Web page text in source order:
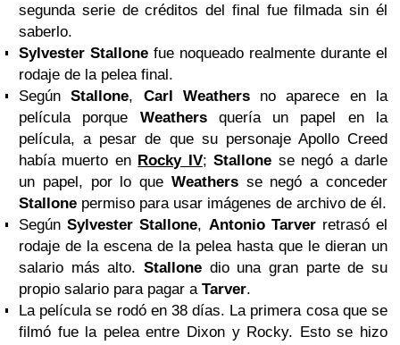
segunda serie de créditos del final fue filmada sin él
saberlo.
Sylvester Stallone fue noqueado realmente durante el
rodaje de la pelea final.
SegúnStallone, Carl Weathersno aparece en la
película porque Weathersquería un papel en la
película, a pesar de que su personaje Apollo Creed
había muerto en Rocky IV;Stallone se negó a darle
un papel, por lo que Weathersse negó a conceder
Stallone permiso para usar imágenes de archivo de él.
SegúnSylvester Stallone, Antonio Tarverretrasó el
rodaje de la escena de la pelea hasta que le dieran un
salario más alto. Stallone dio una gran parte de su
propio salario para pagar a Tarver.
La película se rodó en 38 días. La primera cosa que se
filmó fue la pelea entre Dixon y Rocky. Esto se hizo